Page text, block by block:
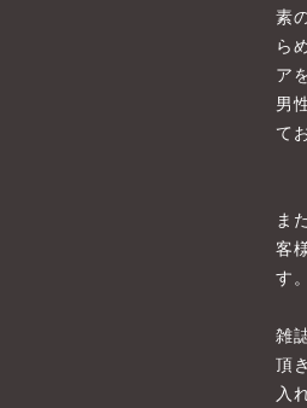
素
ら
ア
男
て
ま
客
す
雑
頂
入